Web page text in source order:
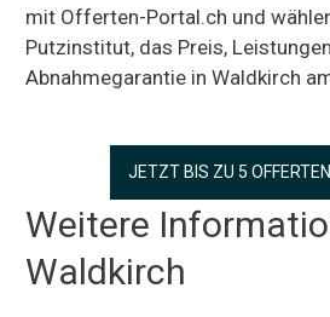
mit Offerten-Portal.ch und
Putzinstitut, das Preis,
Abnahmegarantie in Waldkirch
JETZT BIS ZU 5
Weitere
Waldkirch